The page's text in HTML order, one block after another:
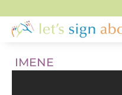
IMENE